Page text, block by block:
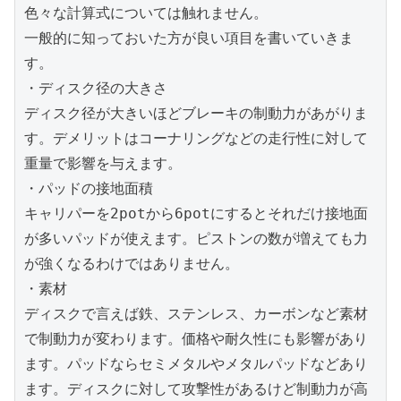
色々な計算式については触れません。
一般的に知っておいた方が良い項目を書いていきま
す。
・ディスク径の大きさ
ディスク径が大きいほどブレーキの制動力があがりま
す。デメリットはコーナリングなどの走行性に対して
重量で影響を与えます。
・パッドの接地面積
キャリパーを2potから6potにするとそれだけ接地面
が多いパッドが使えます。ピストンの数が増えても力
が強くなるわけではありません。
・素材
ディスクで言えば鉄、ステンレス、カーボンなど素材
で制動力が変わります。価格や耐久性にも影響があり
ます。パッドならセミメタルやメタルパッドなどあり
ます。ディスクに対して攻撃性があるけど制動力が高